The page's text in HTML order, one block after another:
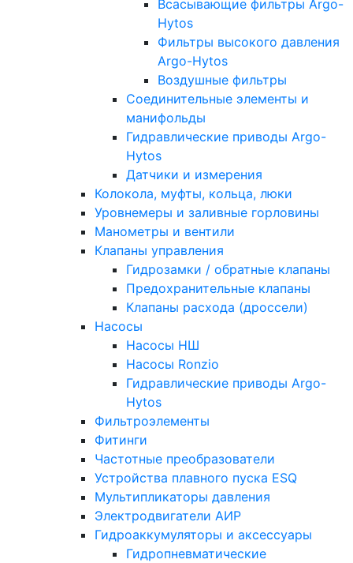
Всасывающие фильтры Argo-
Hytos
Фильтры высокого давления
Argo-Hytos
Воздушные фильтры
Соединительные элементы и
манифольды
Гидравлические приводы Argo-
Hytos
Датчики и измерения
Колокола, муфты, кольца, люки
Уровнемеры и заливные горловины
Манометры и вентили
Клапаны управления
Гидрозамки / обратные клапаны
Предохранительные клапаны
Клапаны расхода (дроссели)
Насосы
Насосы НШ
Насосы Ronzio
Гидравлические приводы Argo-
Hytos
Фильтроэлементы
Фитинги
Частотные преобразователи
Устройства плавного пуска ESQ
Мультипликаторы давления
Электродвигатели АИР
Гидроаккумуляторы и аксессуары
Гидропневматические